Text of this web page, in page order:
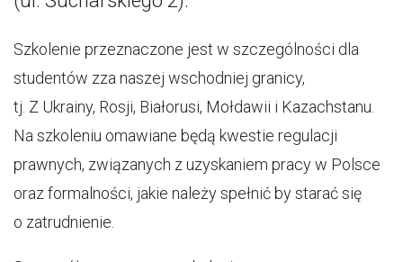
Szkolenie przeznaczone jest w szczególności dla
studentów zza naszej wschodniej granicy,
tj. Z Ukrainy, Rosji, Białorusi, Mołdawii i Kazachstanu.
Na szkoleniu omawiane będą kwestie regulacji
prawnych, związanych z uzyskaniem pracy w Polsce
oraz formalności, jakie należy spełnić by starać się
o zatrudnienie.